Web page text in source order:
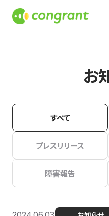
お
すべて
プレスリリース
障害報告